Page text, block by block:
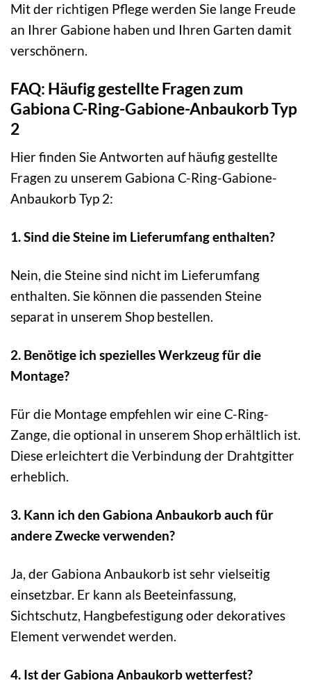
Mit der richtigen Pflege werden Sie lange Freude
an Ihrer Gabione haben und Ihren Garten damit
verschönern.
FAQ: Häufig gestellte Fragen zum
Gabiona C-Ring-Gabione-Anbaukorb Typ
2
Hier finden Sie Antworten auf häufig gestellte
Fragen zu unserem Gabiona C-Ring-Gabione-
Anbaukorb Typ 2:
1. Sind die Steine im Lieferumfang enthalten?
Nein, die Steine sind nicht im Lieferumfang
enthalten. Sie können die passenden Steine
separat in unserem Shop bestellen.
2. Benötige ich spezielles Werkzeug für die
Montage?
Für die Montage empfehlen wir eine C-Ring-
Zange, die optional in unserem Shop erhältlich ist.
Diese erleichtert die Verbindung der Drahtgitter
erheblich.
3. Kann ich den Gabiona Anbaukorb auch für
andere Zwecke verwenden?
Ja, der Gabiona Anbaukorb ist sehr vielseitig
einsetzbar. Er kann als Beeteinfassung,
Sichtschutz, Hangbefestigung oder dekoratives
Element verwendet werden.
4. Ist der Gabiona Anbaukorb wetterfest?